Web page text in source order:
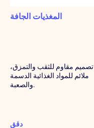
المغذيات الجافة
تصميم مقاوم للثقب والتمزق،
ملائم للمواد الغذائية الدسمة
والصعبة.
دقق